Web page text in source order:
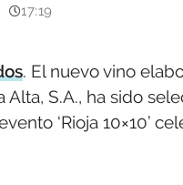
17:19
. El nuevo vino
Alta, S.A., ha sido
‘Rioja 10×10’